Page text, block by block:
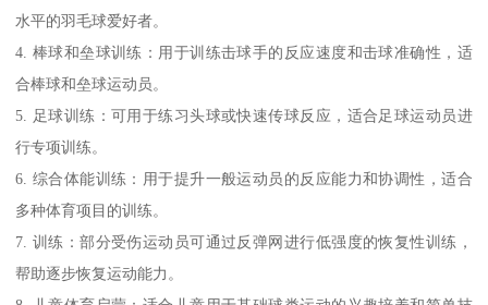
水平的羽毛球爱好者。
4. 棒球和垒球训练：用于训练击球手的反应速度和击球准确性，适
合棒球和垒球运动员。
5. 足球训练：可用于练习头球或快速传球反应，适合足球运动员进
行专项训练。
6. 综合体能训练：用于提升一般运动员的反应能力和协调性，适合
多种体育项目的训练。
7. 训练：部分受伤运动员可通过反弹网进行低强度的恢复性训练，
帮助逐步恢复运动能力。